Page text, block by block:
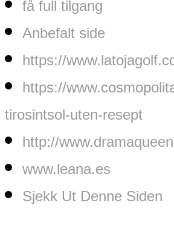
få full tilgang
Anbefalt side
https://
https://
tirosintsol-uten-resept
http://
www.leana.es
Sjekk Ut Denne Siden